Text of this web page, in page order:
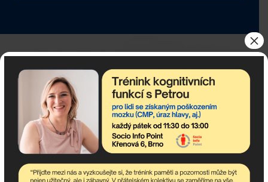
Pokud potřebujete poradit,
jsme tu pro Vás!
×